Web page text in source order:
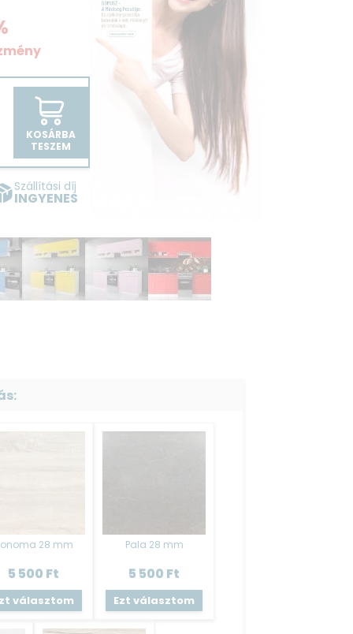
KOSÁRBA
TESZEM
Szállítási díj
INGYENES
28 mm
5 500 Ft
választom
Pala 28 mm
5 500 Ft
Ezt választom